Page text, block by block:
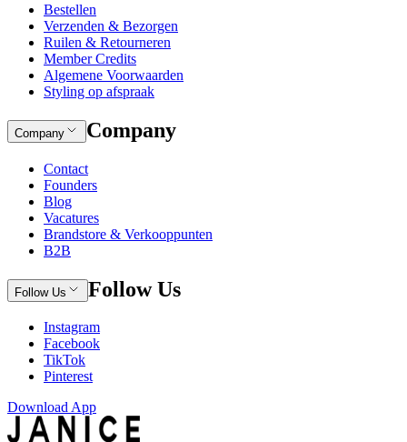
Bestellen
Verzenden & Bezorgen
Ruilen & Retourneren
Member Credits
Algemene Voorwaarden
Styling op afspraak
Company Company
Contact
Founders
Blog
Vacatures
Brandstore & Verkooppunten
B2B
Follow Us Follow Us
Instagram
Facebook
TikTok
Pinterest
Download App